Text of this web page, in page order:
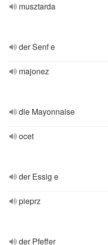
musztarda
der Senf e
majonez
die Mayonnaise
ocet
der Essig e
pieprz
der Pfeffer